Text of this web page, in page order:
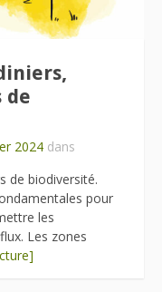
de
2024 dans
de biodiversité.
pour
les
Les zones